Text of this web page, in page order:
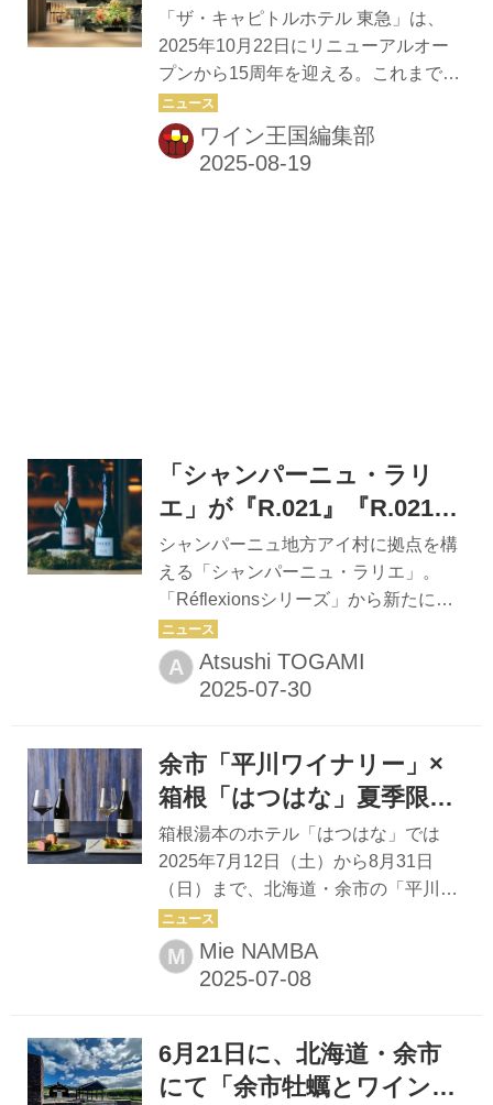
登の澄んだ海と山がはぐくむ食材、そ
して作り手たちの静かな情熱だ。震災
から立ち上がろうとする農家や漁師の
想いを料理にのせ、2カ月間だけの贅
沢なコースが完成した。能登牛の旨
味、脂の乗った鯖、み...
特別企画を展開
「ザ・キャピトルホテル 東急」は、
2025年10月22日にリニューアルオー
プンから15周年を迎える。これまで
「和の美」と「現代の快適性」が調和
する空間で、多くのゲストに“和ら
ぎ”を届けてきたが、節目となる今年
受付・開場18：00～／...
ワイン王国編集部
「シャンパーニュ・ラリ
エ」が『R.021』『R.021ロ
ゼ』のお披露目パーティ＠
「ESPRIT C. KEI GINZA」
を開催
シャンパーニュ地方アイ村に拠点を構
える「シャンパーニュ・ラリエ」。
「Réflexionsシリーズ」から新たに
『R.021』『R.021 ロゼ』を発売する
にあたり、最高醸造責任者ドミニク・
ドゥマルヴィル氏が来日。東京・銀座
ス・シャンパーニュ地方でグラン・ク
リュ（特級畑）に格付けされているア
を超える老舗メゾンが「シャンパーニ
ュ・ラリエ」である。今回来日した最
高醸造責任者ドミニク・ドゥマルヴィ
ル氏は、5年前に現職に就任。 今回発
売となったシグネチャーシャンパーニ
ュ「Ré...
A Atsushi TOGAMI
余市「平川ワイナリー」×
箱根「はつはな」夏季限定
プランで体感する、余市ワ
インとモダン懐石のマリア
ージュ
箱根湯本のホテル「はつはな」では
2025年7月12日（土）から8月31日
（日）まで、北海道・余市の「平川ワ
イナリー」のワインが楽しめる宿泊プ
ランを実施。これに先立ち、7月11日
（金）にはワイナリーの代表である平
湯坂山や須雲川の自然に囲まれたスモ
ールラグジュアリーホテル。2022年に
M Mie NAMBA
6月21日に、北海道・余市
にて「余市牡蠣とワインま